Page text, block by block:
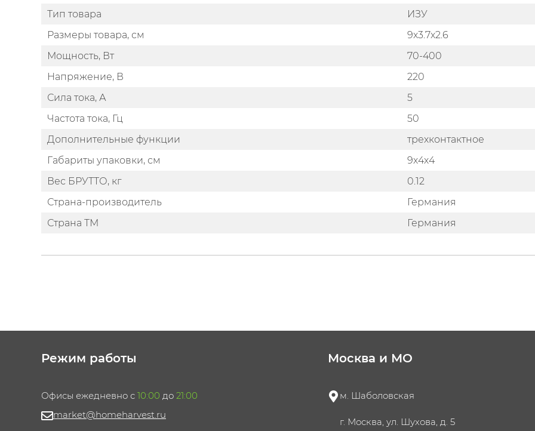
Тип товара
ИЗУ
Размеры товара, см
9х3.7х2.6
Мощность, Вт
70-400
Напряжение, В
220
Сила тока, А
5
Частота тока, Гц
50
Дополнительные функции
трехконтактное
Габариты упаковки, см
9х4х4
Вес БРУТТО, кг
0.12
Страна-производитель
Германия
Страна ТМ
Германия
Режим работы
Офисы ежедневно с 10:00 до 21:00
market@homeharvest.ru
Москва и МО
м. Шаболовская
г. Москва, ул. Шухова, д. 5